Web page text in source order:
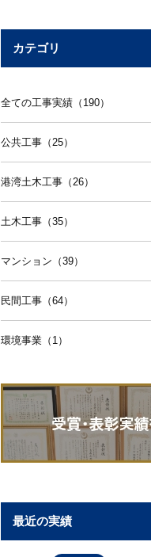
カテゴリ
全ての工事実績（190）
公共工事（25）
港湾土木工事（26）
土木工事（35）
マンション（39）
民間工事（64）
環境事業（1）
最近の実績